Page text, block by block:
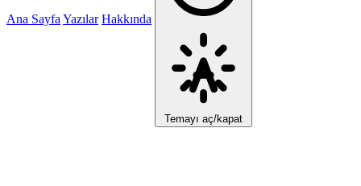
Ana Sayfa Yazılar Hakkında
Temayı aç/kapat